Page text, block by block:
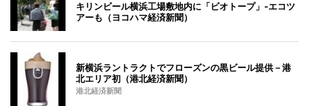
キリンビール横浜工場敷地内に「ビオトープ」-エコツ
アーも（ヨコハマ経済新聞）
新横浜ラントラクトでフローズンの黒ビール提供－港
北エリア初（港北経済新聞）
港北経済新聞